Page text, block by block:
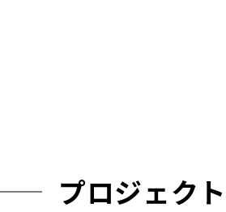
プロジェクト